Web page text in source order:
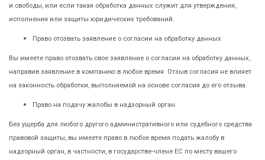
и свободы, или если такая обработка данных служит для утверждения,
исполнения или защиты юридических требований.
Право отозвать заявление о согласии на обработку данных
Вы имеете право отозвать свое заявление о согласии на обработку данных,
направив заявление в компанию в любое время. Отзыв согласия не влияет
на законность обработки, выполняемой на основе согласия до его отзыва.
Право на подачу жалобы в надзорный орган
Без ущерба для любого другого административного или судебного средства
правовой защиты, вы имеете право в любое время подать жалобу в
надзорный орган, в частности, в государстве-члене ЕС по месту вашего